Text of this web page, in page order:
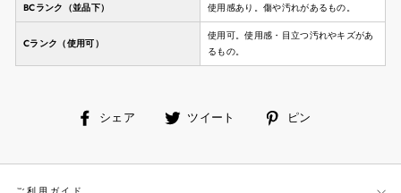
BCランク（並品下） 使用感あり。傷や汚れがあるもの。
Cランク（使用可）
使用可。使用感・目立つ汚れやキズがあ
るもの。
シェア
facebookツイート ピン